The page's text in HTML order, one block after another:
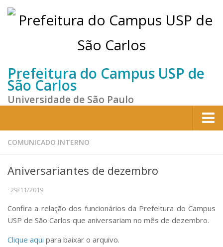
Prefeitura do Campus USP de
São Carlos
Universidade de São Paulo
Home
Sobre a Prefeitura
Gestão atual
Missão e Valores
Divisões e Seções
Comissões Internas
COMUNICADO INTERNO
Aniversariantes de dezembro
· 29/11/2019
Confira a relação dos funcionários da Prefeitura do Campus
USP de São Carlos que aniversariam no mês de dezembro.
Clique aqui para baixar o arquivo.